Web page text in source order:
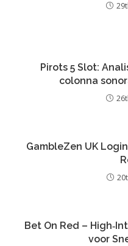
Pirots 5 Slot:
colonna
GambleZen UK
Bet On Red –
voor